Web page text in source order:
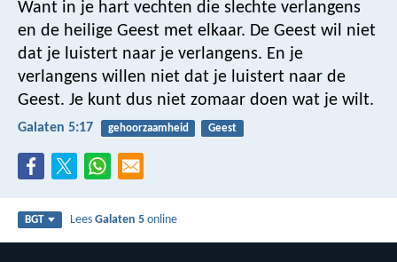
Want in je hart vechten die slechte verlangens
en de heilige Geest met elkaar. De Geest wil niet
dat je luistert naar je verlangens. En je
verlangens willen niet dat je luistert naar de
Geest. Je kunt dus niet zomaar doen wat je wilt.
Galaten 5:17 gehoorzaamheid Geest
BGT LeesGalaten 5 online